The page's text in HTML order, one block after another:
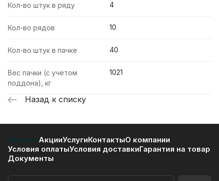
Кол-во штук в ряду 4
Кол-во рядов 10
Кол-во штук в пачке 40
Вес пачки (с учетом
поддона), кг
1021
Назад к списку
КаталогАкцииУслугиКонтактыО компании
Условия оплатыУсловия доставкиГарантия на товар
Документы